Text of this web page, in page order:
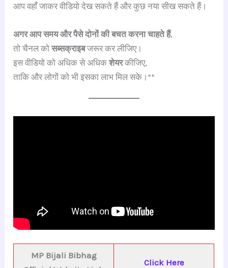
आप वहाँ जाकर वीडियो देख सकते हैं और कुछ नया सीख सकते हैं।
अगर आप समय और पैसे दोनों की बचत करना चाहते हैं,
तो चैनल कोसब्सक्राइबजरूर कर लीजिए।
इस वीडियो को अधिक से अधिकशेयरकीजिए,
ताकि और लोगों को भी इसका लाभ मिल सके।**
MP Bijali Bibhag
Click Here